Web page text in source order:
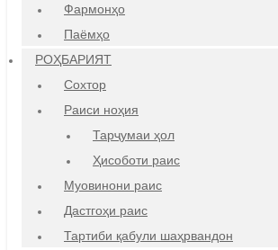
Фармонҳо
Паёмҳо
РОҲБАРИЯТ
Сохтор
Раиси ноҳия
Тарҷумаи ҳол
Ҳисоботи раис
Муовинони раис
Дастгоҳи раис
Тартиби қабули шаҳрвандон